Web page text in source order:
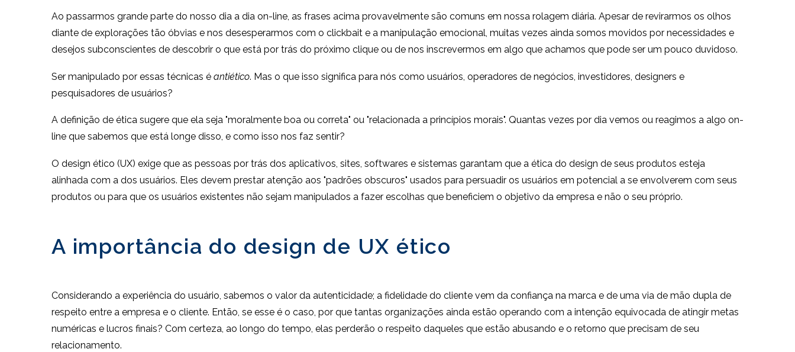
Ao passarmos grande parte do nosso dia a dia on-line, as frases acima provavelmente são comuns em nossa rolagem diária. Apesar de revirarmos os olhos
diante de explorações tão óbvias e nos desesperarmos com o clickbait e a manipulação emocional, muitas vezes ainda somos movidos por necessidades e
desejos subconscientes de descobrir o que está por trás do próximo clique ou de nos inscrevermos em algo que achamos que pode ser um pouco duvidoso.
Ser manipulado por essas técnicas é antiético. Mas o que isso significa para nós como usuários, operadores de negócios, investidores, designers e
pesquisadores de usuários?
A definição de ética sugere que ela seja "moralmente boa ou correta" ou "relacionada a princípios morais". Quantas vezes por dia vemos ou reagimos a algo on-
line que sabemos que está longe disso, e como isso nos faz sentir?
O design ético (UX) exige que as pessoas por trás dos aplicativos, sites, softwares e sistemas garantam que a ética do design de seus produtos esteja
alinhada com a dos usuários. Eles devem prestar atenção aos "padrões obscuros" usados para persuadir os usuários em potencial a se envolverem com seus
produtos ou para que os usuários existentes não sejam manipulados a fazer escolhas que beneficiem o objetivo da empresa e não o seu próprio.
A importância do design de UX ético
Considerando a experiência do usuário, sabemos o valor da autenticidade; a fidelidade do cliente vem da confiança na marca e de uma via de mão dupla de
respeito entre a empresa e o cliente. Então, se esse é o caso, por que tantas organizações ainda estão operando com a intenção equivocada de atingir metas
numéricas e lucros finais? Com certeza, ao longo do tempo, elas perderão o respeito daqueles que estão abusando e o retorno que precisam de seu
relacionamento.